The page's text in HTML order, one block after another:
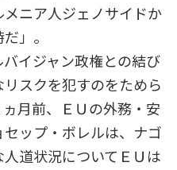
ニア人ジェノサイドか
」。
イジャン政権との結び
スクを犯すのをためら
月前、ＥＵの外務・安
ップ・ボレルは、ナゴ
道状況についてＥＵは